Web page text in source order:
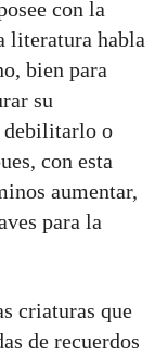
con la
literatura habla
bien para
su
debilitarlo o
con esta
aumentar,
para la
criaturas que
de recuerdos